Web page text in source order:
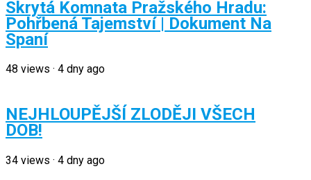
Skrytá Komnata Pražského Hradu:
Pohřbená Tajemství | Dokument Na
Spaní
48 views · 4 dny ago
NEJHLOUPĚJŠÍ ZLODĚJI VŠECH
DOB!
34 views · 4 dny ago